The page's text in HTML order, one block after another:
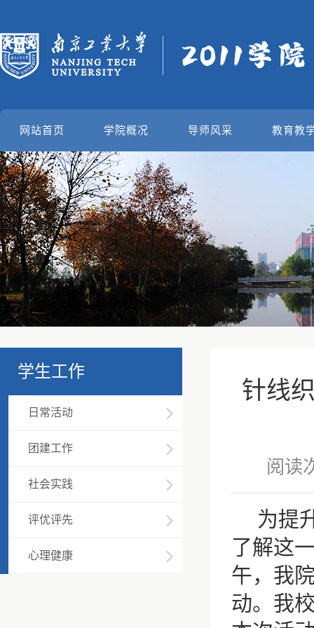
网站首页 学院概况 导师风采 教育教
学生工作
日常活动
团建工作
社会实践
评优评先
心理健康
针线
阅读
为提
了解这
午，我
动。我